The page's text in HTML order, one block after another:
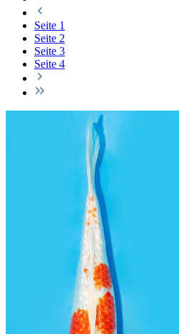
Seite 1
Seite 2
Seite 3
Seite 4